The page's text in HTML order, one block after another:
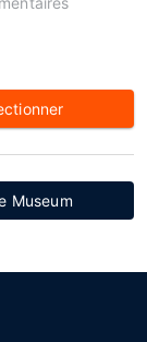
Museum